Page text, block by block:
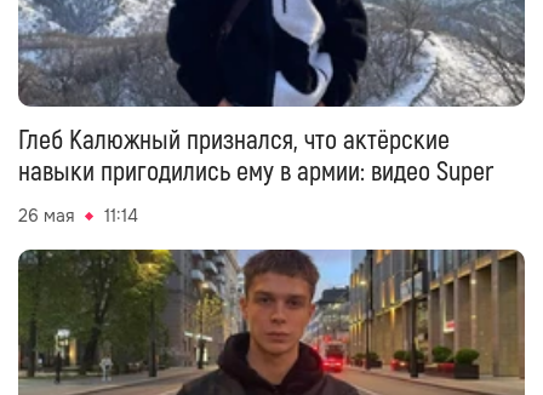
Глеб Калюжный признался, что актёрские
навыки пригодились ему в армии: видео Super
26 мая 11:14